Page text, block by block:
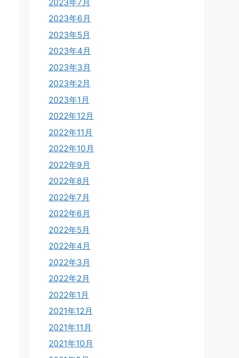
2023年7月
2023年6月
2023年5月
2023年4月
2023年3月
2023年2月
2023年1月
2022年12月
2022年11月
2022年10月
2022年9月
2022年8月
2022年7月
2022年6月
2022年5月
2022年4月
2022年3月
2022年2月
2022年1月
2021年12月
2021年11月
2021年10月